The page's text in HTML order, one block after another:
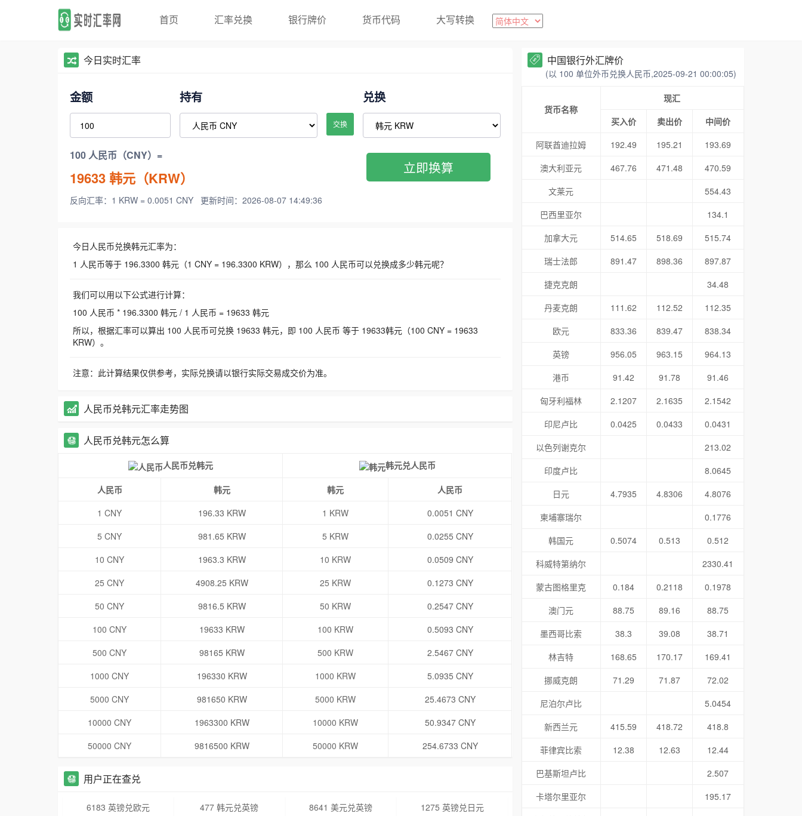
首页 汇率兑换 银行牌价 货币代码 大写转换
今日实时汇率
金额 持有
交换
兑换
100 人民币（CNY）=
19633韩元（KRW）
反向汇率：1 KRW = 0.0051 CNY 更新时间：2026-08-07 14:49:36
立即换算
今日人民币兑换韩元汇率为：
1 人民币等于 196.3300 韩元（1 CNY = 196.3300 KRW），那么 100 人民币可以兑换成多少韩元呢？
我们可以用以下公式进行计算：
100 人民币 * 196.3300 韩元 / 1 人民币 = 19633 韩元
所以，根据汇率可以算出 100 人民币可兑换 19633 韩元，即 100 人民币 等于 19633韩元（100 CNY = 19633
KRW）。
注意：此计算结果仅供参考，实际兑换请以银行实际交易成交价为准。
人民币兑韩元汇率走势图
人民币兑韩元怎么算
人民币兑韩元 韩元兑人民币
人民币 韩元 韩元
人民币
1 CNY
196.33 KRW 1 KRW
0.0051 CNY
5 CNY
981.65 KRW 5 KRW
0.0255 CNY
10 CNY
1963.3 KRW 10 KRW
0.0509 CNY
25 CNY
4908.25 KRW 25 KRW
0.1273 CNY
50 CNY
9816.5 KRW 50 KRW
0.2547 CNY
100 CNY
19633 KRW 100 KRW
0.5093 CNY
500 CNY
98165 KRW 500 KRW
2.5467 CNY
1000 CNY
196330 KRW 1000 KRW
5.0935 CNY
5000 CNY
981650 KRW 5000 KRW
25.4673 CNY
10000 CNY
1963300 KRW 10000 KRW
50.9347 CNY
50000 CNY
9816500 KRW 50000 KRW 254.6733 CNY
用户正在查兑
6183 英镑兑欧元 477 韩元兑英镑 8641 美元兑英镑
1275 英镑兑日元
中国银行外汇牌价
(以 100 单位外币兑换人民币,2025-09-21 00:00:05)
货币名称
现汇
买入价
卖出价
中间价
阿联酋迪拉姆
192.49 195.21
193.69
澳大利亚元
467.76 471.48
470.59
文莱元
554.43
巴西里亚尔
134.1
加拿大元
514.65 518.69
515.74
瑞士法郎
891.47 898.36
897.87
捷克克朗
34.48
丹麦克朗
111.62 112.52
112.35
欧元
833.36 839.47
838.34
英镑
956.05 963.15
964.13
港币
91.42 91.78
91.46
匈牙利福林
2.1207 2.1635
2.1542
印尼卢比
0.0425 0.0433
0.0431
以色列谢克尔
213.02
印度卢比
8.0645
日元
4.7935 4.8306
4.8076
柬埔寨瑞尔
0.1776
韩国元
0.5074 0.513
0.512
科威特第纳尔
2330.41
蒙古图格里克
0.184 0.2118
0.1978
澳门元
88.75 89.16
88.75
墨西哥比索
38.3 39.08
38.71
林吉特
168.65 170.17
169.41
挪威克朗
71.29 71.87
72.02
尼泊尔卢比
5.0454
新西兰元
415.59 418.72
418.8
菲律宾比索
12.38 12.63
12.44
巴基斯坦卢比
2.507
卡塔尔里亚尔
195.17